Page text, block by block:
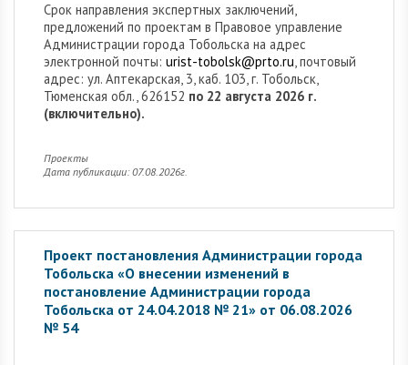
Cрок направления экспертных заключений,
предложений по проектам в Правовое управление
Администрации города Тобольска на адрес
электронной почты: urist-tobolsk@prto.ru, почтовый
адрес: ул. Аптекарская, 3, каб. 103, г. Тобольск,
Тюменская обл., 626152 по 22 августа 2026 г.
(включительно).
Проекты
Дата публикации: 07.08.2026г.
Проект постановления Администрации города
Тобольска «О внесении изменений в
постановление Администрации города
Тобольска от 24.04.2018 № 21» от 06.08.2026
№ 54